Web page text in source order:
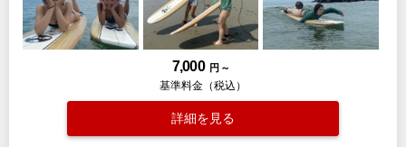
7,000 円 ～
基準料金（税込）
詳細を見る